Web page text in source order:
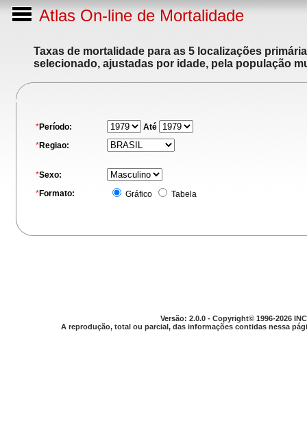
Atlas On-line de Mortalidade
Taxas de mortalidade para as 5 localizações
selecionado, ajustadas por idade, pela população
*Período:
Até
*Regiao:
*Sexo:
*Formato: Gráfico Tabela
Versão: 2.0.0 - Copyright© 1996-2026
A reprodução, total ou parcial, das informações contidas nessa